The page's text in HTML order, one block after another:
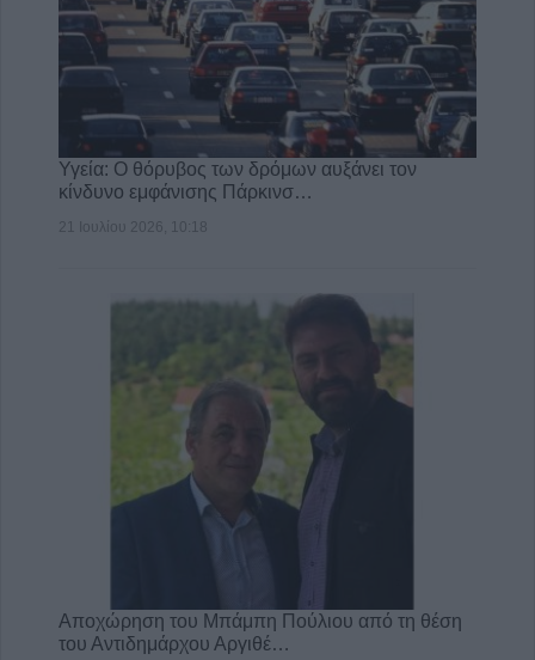
Υγεία: Ο θόρυβος των δρόμων αυξάνει τον
κίνδυνο εμφάνισης Πάρκινσ…
21 Ιουλίου 2026, 10:18
Αποχώρηση του Μπάμπη Πούλιου από τη θέση
του Αντιδημάρχου Αργιθέ…